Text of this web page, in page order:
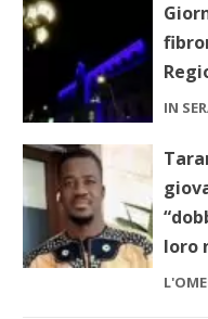
IN
loro